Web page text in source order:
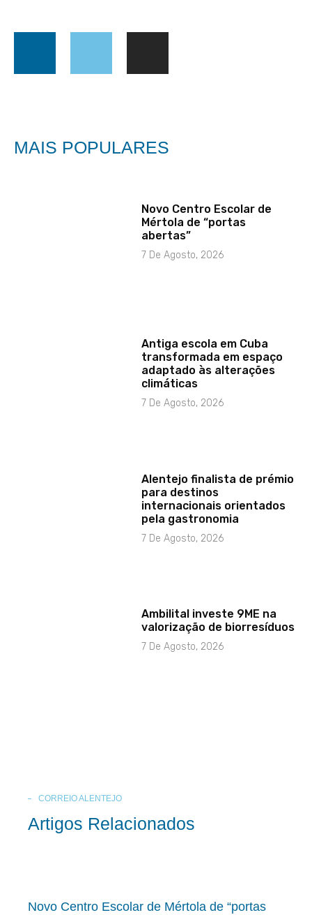
MAIS POPULARES
Novo Centro Escolar de
Mértola de “portas
abertas”
7 De Agosto, 2026
Antiga escola em Cuba
transformada em espaço
adaptado às alterações
climáticas
7 De Agosto, 2026
Alentejo finalista de prémio
para destinos
internacionais orientados
pela gastronomia
7 De Agosto, 2026
Ambilital investe 9ME na
valorização de biorresíduos
7 De Agosto, 2026
CORREIO ALENTEJO
Artigos Relacionados
Novo Centro Escolar de Mértola de “portas